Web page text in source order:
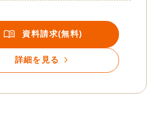
資料請求(無料)
詳細を見る